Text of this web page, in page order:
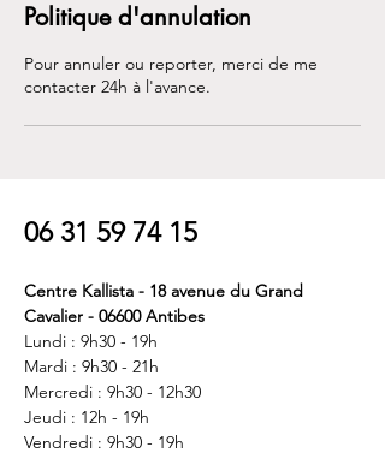
Politique d'annulation
Pour annuler ou reporter, merci de me
contacter 24h à l'avance.
06 31 59 74 15
Centre Kallista - 18 avenue du Grand
Cavalier - 06600 Antibes
Lundi : 9h30 - 19h
Mardi : 9h30 - 21h
Mercredi : 9h30 - 12h30
Jeudi : 12h - 19h
Vendredi : 9h30 - 19h